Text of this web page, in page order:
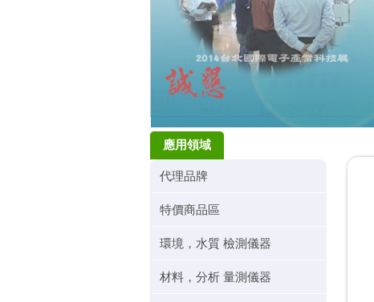
應用領域
代理品牌
特價商品區
環境，水質 檢測儀器
材料，分析 量測儀器